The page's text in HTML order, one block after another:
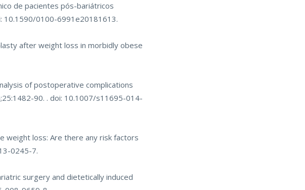
de pacientes pós-bariátricos
10.1590/0100-6991e20181613.
after weight loss in morbidly obese
of postoperative complications
90. . doi: 10.1007/s11695-014-
weight loss: Are there any risk factors
0245-7.
surgery and dietetically induced